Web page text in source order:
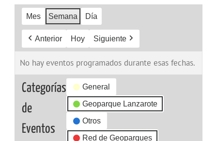
Mes Semana Día
Anterior Hoy Siguiente
No hay eventos programados durante esas fechas.
Categorías
de
Eventos
General
Geoparque Lanzarote
Otros
Red de Geoparques